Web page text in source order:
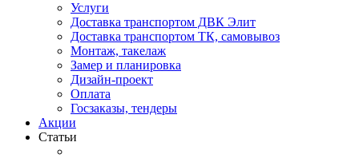
Услуги
Доставка транспортом ДВК Элит
Доставка транспортом ТК, самовывоз
Монтаж, такелаж
Замер и планировка
Дизайн-проект
Оплата
Госзаказы, тендеры
Акции
Статьи